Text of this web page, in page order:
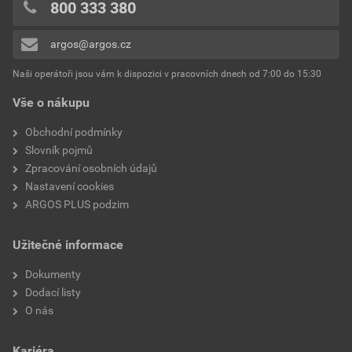
Přidávat hodnocení může pouze přihlášený uživatel.
Vše o nákupu
Obchodní podmínky
Slovník pojmů
Zpracování osobních údajů
Nastavení cookies
ARGOS PLUS podzim
Užitečné informace
Dokumenty
Dodací listy
O nás
800 333 380
argos@argos.cz
Naši operátoři jsou vám k dispozici v pracovních dnech od 7:00 do 15:30